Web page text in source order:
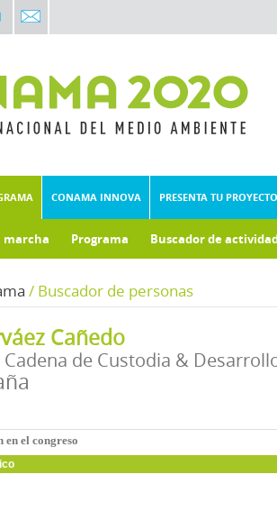
CONAMA INNOVA PRESENTA TU PROYECTO
marcha Programa Buscador de
/ Buscador de personas
Cañedo
Cadena de Custodia &
el congreso